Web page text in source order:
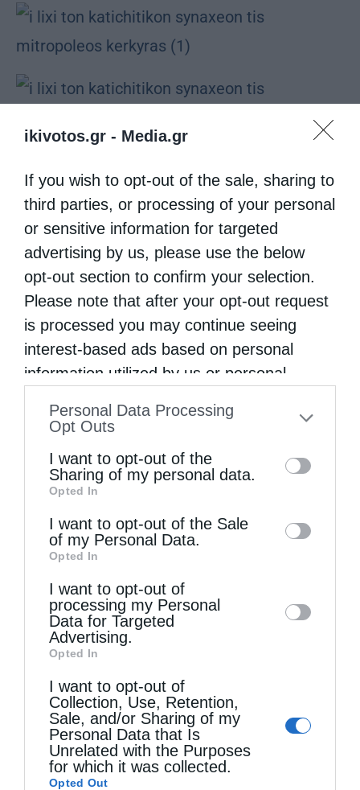
ikivotos.gr - Media.gr
If you wish to opt-out of the sale, sharing to
third parties, or processing of your personal
or sensitive information for targeted
advertising by us, please use the below
opt-out section to confirm your selection.
Please note that after your opt-out request
is processed you may continue seeing
interest-based ads based on personal
information utilized by us or personal
to your opt-out. You may separately opt-out
information by third parties on the IAB’s list
of downstream participants. This
information may also be disclosed by us to
third parties on theIAB’s List of
Downstream Participants
disclose it to other third parties.
Personal Data Processing
Opt Outs
I want to opt-out of the
Sharing of my personal data.
Opted In
I want to opt-out of the Sale
of my Personal Data.
Opted In
I want to opt-out of
processing my Personal
Data for Targeted
Advertising.
Opted In
I want to opt-out of
Collection, Use, Retention,
Sale, and/or Sharing of my
Personal Data that Is
Unrelated with the Purposes
for which it was collected.
Opted Out
ΙΜ ΚΕΡΚΥΡΑΣ ΚΑΤΗΧΗΤΙΚΆ
ΜΗΤΡΟΠΟΛΊΤΗΣ ΚΕΡΚΎΡΑΣ ΝΕΚΤΆΡΙΟΣ
ΜΟΙΡΑΣΟΥ 0